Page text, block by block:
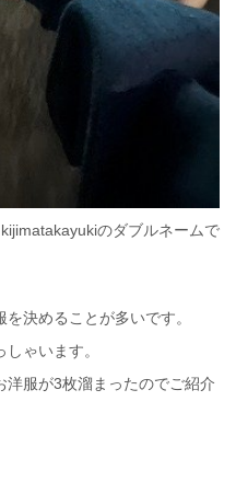
のダブルネームで
決めることが多いです。
ゃいます。
洋服が3枚溜まったのでご紹介